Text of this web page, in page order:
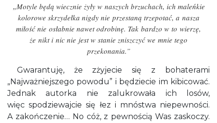
„Motyle będą wiecznie żyły w naszych brzuchach, ich maleńkie
kolorowe skrzydełka nigdy nie przestaną trzepotać, a nasza
miłość nie osłabnie nawet odrobinę. Tak bardzo w to wierzę,
że nikt i nic nie jest w stanie zniszczyć we mnie tego
przekonania.”
Gwarantuję, że zżyjecie się z bohaterami
„Najważniejszego powodu” i będziecie im kibicować.
Jednak autorka nie zalukrowała ich losów,
więc spodziewajcie się łez i mnóstwa niepewności.
A zakończenie… No cóż, z pewnością Was zaskoczy.